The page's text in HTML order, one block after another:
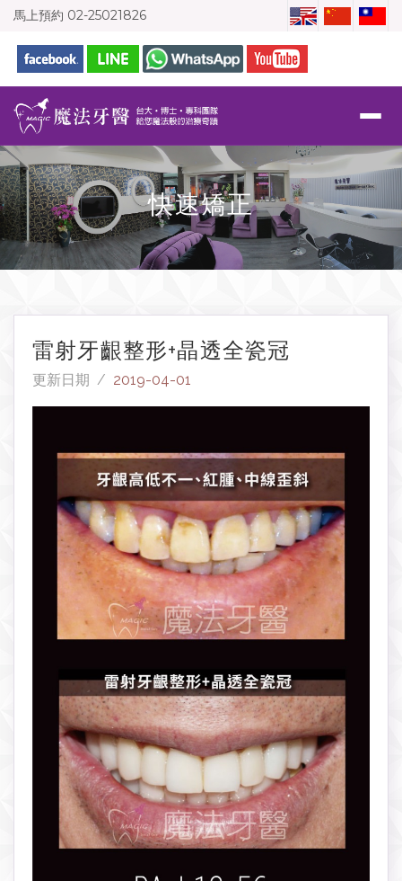
馬上預約 02-25021826
快速矯正
雷射牙齦整形+晶透全瓷冠
更新日期 / 2019-04-01